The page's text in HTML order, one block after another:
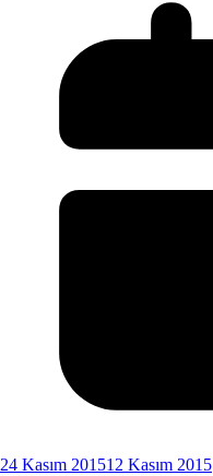
24 Kasım 201512 Kasım 2015